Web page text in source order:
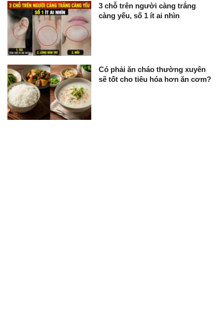
3 chỗ trên người càng trắng
càng yếu, số 1 ít ai nhìn
Có phải ăn cháo thường xuyên
sẽ tốt cho tiêu hóa hơn ăn cơm?